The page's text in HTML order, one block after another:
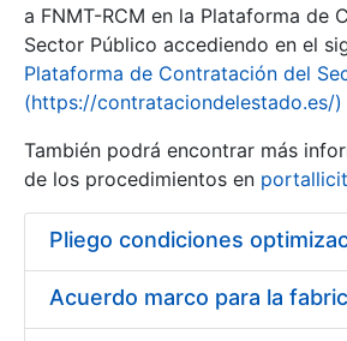
Show/Hide
a FNMT-RCM en la Plataforma de
Sector Público accediendo en el
Plataforma de Contratación del
(https://contrataciondelestado.es/)
También podrá encontrar más
de los procedimientos en